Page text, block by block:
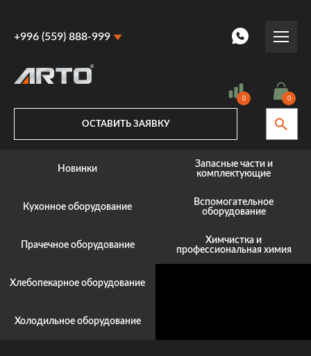
+996 (559) 888-999
+996 (559) 888-999
0 0
ОСТАВИТЬ ЗАЯВКУ
Новинки
Кухонное оборудование
Прачечное оборудование
Хлебопекарное оборудование
Холодильное оборудование
Запасные части и
комплектующие
Вспомогательное
оборудование
Химчистка и
профессиональная химия